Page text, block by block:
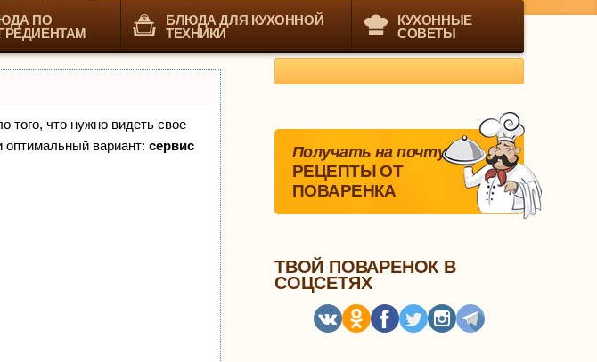
ПО
КУХОННЫЕ
СОВЕТЫ
БЛЮДА ДЛЯ КУХОННОЙ
ТЕХНИКИ
того, что нужно видеть свое
вариант: сервис
Получать на почту
РЕЦЕПТЫ ОТ
ПОВАРЕНКА
ТВОЙ ПОВАРЕНОК В
СОЦСЕТЯХ